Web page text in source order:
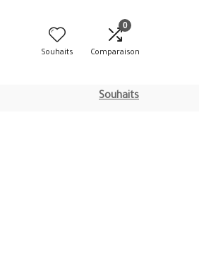
Souhaits
0
Comparaison
Souhaits